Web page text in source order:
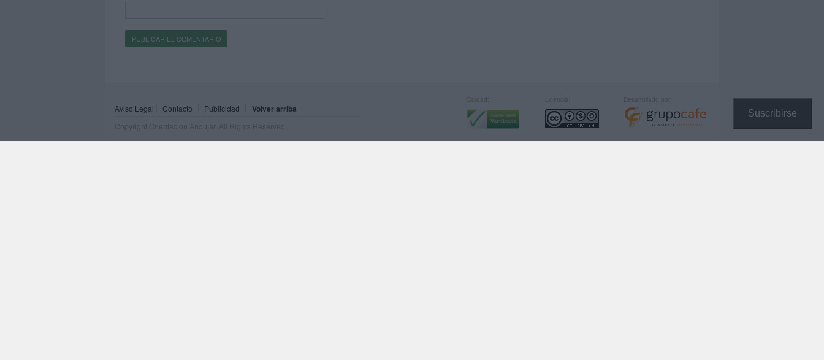
Suscribirse
Aviso Legal Contacto Publicidad Volver arriba